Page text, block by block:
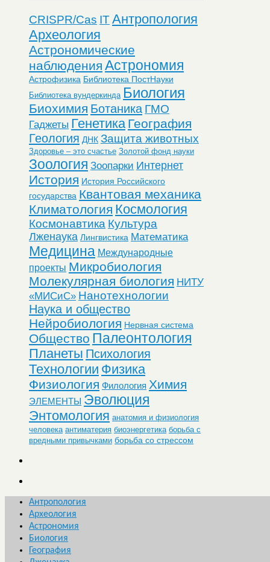
CRISPR/Cas ITАнтропология
Археология
Астрономические
наблюдения Астрономия
Астрофизика Библиотека ПостНауки
Библиотека вундеркинда Биология
Биохимия Ботаника ГМО
Гаджеты Генетика География
Геология ДНК Защита животных
Здоровье – это счастье Золотой фонд науки
Зоология Зоопарки Интернет
История История Российского
государства Квантовая механика
Климатология Космология
Космонавтика Культура
Лженаука Лингвистика Математика
Медицина Международные
проекты Микробиология
Молекулярная биология НИТУ
«МИСиС» Нанотехнологии
Наука и общество
Нейробиология Нервная система
Общество Палеонтология
Планеты Психология
Технологии Физика
Физиология Филология Химия
ЭЛЕМЕНТЫ Эволюция
Энтомология анатомия и физиология
человека антиматерия биоэнергетика борьба с
вредными привычками борьба со стрессом
Антропология
Археология
Астрономия
Биология
География